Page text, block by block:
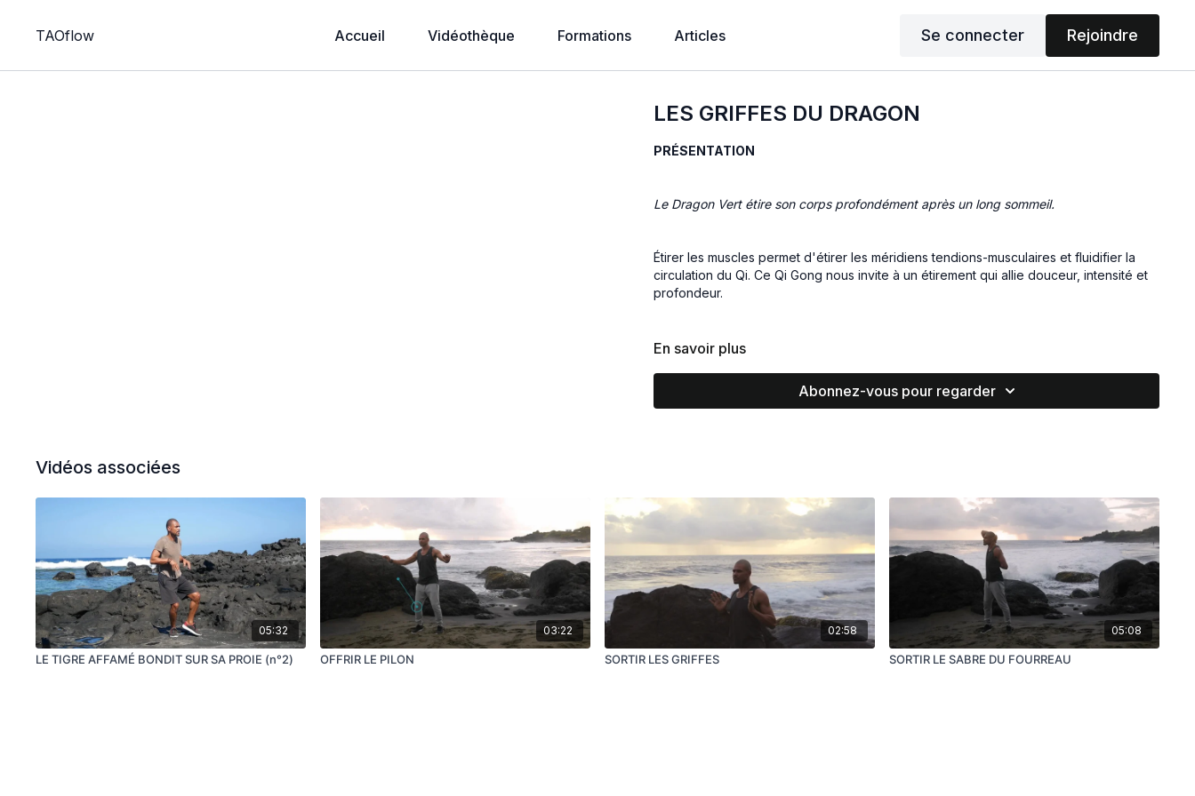
TAOflow Accueil Vidéothèque Formations Articles Se connecter Rejoindre
LES GRIFFES DU DRAGON
PRÉSENTATION
Le Dragon Vert étire son corps profondément après un long sommeil.
Étirer les muscles permet d'étirer les méridiens tendions-musculaires et fluidifier la
circulation du Qi. Ce Qi Gong nous invite à un étirement qui allie douceur, intensité et
profondeur.
Rappelons également que dans la tradition taoïste, le dragon est associé au Yang et
des Tendons
, a pour but d’assouplir muscles et tendons, et de renforcer les
ligaments et les os, d’où l’origine de son nom. Cette véritable musculation douce
Chinoise augmente la force, change la qualité des muscles sans modifier leur volume.
Bien sûr cette méthode a également une facette profondément énergétique.
Cette
méthode favorise la circulation du sang (Xue) et de l’énergie (Qi) ainsi que
l’harmonisation des fonctions des organiques majeurs (Zang Fu).
La méthode proposée ici a été élaborée par l'Association Chinoise du Qi Gong pour
la Santé. Elle est le fruit d'une synthèse des différentes variantes pratiquées en
En savoir plus
Abonnez-vous pour regarder
Vidéos associées
05:32
LE TIGRE AFFAMÉ BONDIT SUR SA PROIE (n°2)
03:22
OFFRIR LE PILON
02:58
SORTIR LES GRIFFES
05:08
SORTIR LE SABRE DU FOURREAU